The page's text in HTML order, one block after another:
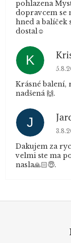
pohlazena
dopravcem se
hned a balíček
dostal☺️
K
Krásné balení,
nadšená 🙌.
J
Dakujem za
velmi ste ma
nasla🙏🏻😇.